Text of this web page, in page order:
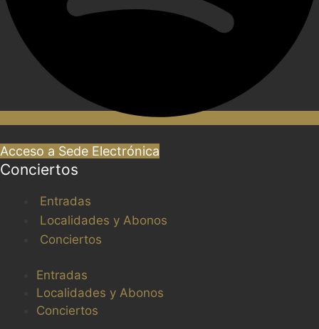
Acceso a Sede Electrónica
Conciertos
Entradas
Localidades y Abonos
Conciertos
Entradas
Localidades y Abonos
Conciertos